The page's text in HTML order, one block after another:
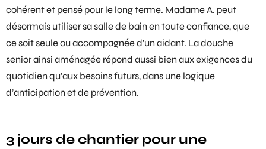
cohérent et pensé pour le long terme. Madame A. peut
désormais utiliser sa salle de bain en toute confiance, que
ce soit seule ou accompagnée d’un aidant. Ladouche
seniorainsi aménagée répond aussi bien aux exigences du
quotidien qu’aux besoins futurs, dans une logique
d’anticipation et de prévention.
3 jours de chantier pour une